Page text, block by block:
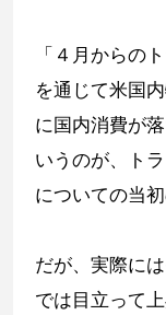
「４月からの
を通じて米国
に国内消費が
いうのが、ト
についての当
だが、実際に
では目立って